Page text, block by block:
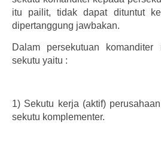
itu pailit, tidak dapat dituntut
dipertanggung jawbakan.
Dalam persekutuan
sekutu yaitu :
1) Sekutu kerja (aktif)
sekutu komplementer.